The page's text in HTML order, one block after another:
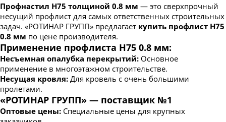
Профнастил Н75 толщиной 0.8 мм — это сверхпрочный
несущий профлист для самых ответственных строительных
задач. «РОТИНАР ГРУПП» предлагает купить профлист Н75
0.8 мм по цене производителя.
Применение профлиста Н75 0.8 мм:
Несъемная опалубка перекрытий: Основное
применение в многоэтажном строительстве.
Несущая кровля: Для кровель с очень большими
пролетами.
«РОТИНАР ГРУПП» — поставщик №1
Оптовые цены: Специальные цены для крупных